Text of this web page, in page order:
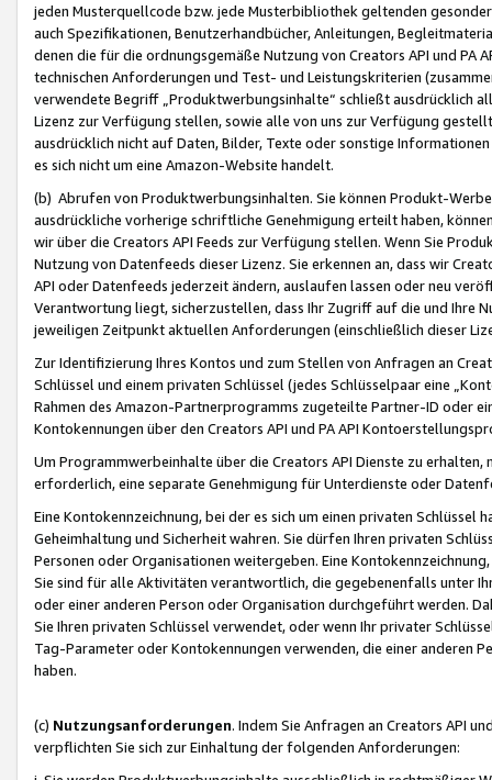
jeden Musterquellcode bzw. jede Musterbibliothek geltenden
auch Spezifikationen, Benutzerhandbücher, Anleitungen,
denen die für die ordnungsgemäße Nutzung von Creators API und PA
technischen Anforderungen und Test- und Leistungskriterien
verwendete Begriff „Produktwerbungsinhalte“ schließt ausdrücklich
Lizenz zur Verfügung stellen, sowie alle von uns zur Verfügung
ausdrücklich nicht auf Daten, Bilder, Texte oder sonstige
es sich nicht um eine Amazon-Website handelt.
(b) Abrufen von Produktwerbungsinhalten. Sie können Produkt-
ausdrückliche vorherige schriftliche Genehmigung erteilt haben,
wir über die Creators API Feeds zur Verfügung stellen. Wenn Sie
Nutzung von Datenfeeds dieser Lizenz. Sie erkennen an, dass wir
API oder Datenfeeds jederzeit ändern, auslaufen lassen oder neu
Verantwortung liegt, sicherzustellen, dass Ihr Zugriff auf die und Ihre
jeweiligen Zeitpunkt aktuellen Anforderungen (einschließlich dieser
Zur Identifizierung Ihres Kontos und zum Stellen von Anfragen an
Schlüssel und einem privaten Schlüssel (jedes Schlüsselpaar eine
Rahmen des Amazon-Partnerprogramms zugeteilte Partner-ID oder
Kontokennungen über den Creators API und PA API
Um Programmwerbeinhalte über die Creators API Dienste zu
erforderlich, eine separate Genehmigung für Unterdienste oder
Eine Kontokennzeichnung, bei der es sich um einen privaten
Geheimhaltung und Sicherheit wahren. Sie dürfen Ihren privaten
Personen oder Organisationen weitergeben. Eine
Sie sind für alle Aktivitäten verantwortlich, die gegebenenfalls unter
oder einer anderen Person oder Organisation durchgeführt werden.
Sie Ihren privaten Schlüssel verwendet, oder wenn Ihr privater
Tag-Parameter oder Kontokennungen verwenden, die einer anderen
haben.
(c) Nutzungsanforderungen. Indem Sie Anfragen an Creators API
verpflichten Sie sich zur Einhaltung der folgenden Anforderungen: